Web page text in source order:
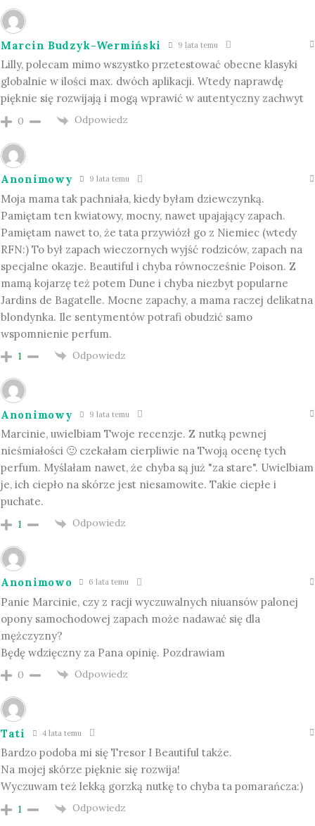
Marcin Budzyk-Wermiński 9 lata temu
Lilly, polecam mimo wszystko przetestować obecne klasyki
globalnie w ilości max. dwóch aplikacji. Wtedy naprawdę
pięknie się rozwijają i mogą wprawić w autentyczny zachwyt
0 Odpowiedz
Anonimowy 9 lata temu
Moja mama tak pachniała, kiedy byłam dziewczynką.
Pamiętam ten kwiatowy, mocny, nawet upajający zapach.
Pamiętam nawet to, że tata przywiózł go z Niemiec (wtedy
RFN:) To był zapach wieczornych wyjść rodziców, zapach na
specjalne okazje. Beautiful i chyba równocześnie Poison. Z
mamą kojarzę też potem Dune i chyba niezbyt popularne
Jardins de Bagatelle. Mocne zapachy, a mama raczej delikatna
blondynka. Ile sentymentów potrafi obudzić samo
wspomnienie perfum.
1 Odpowiedz
Anonimowy 9 lata temu
Marcinie, uwielbiam Twoje recenzje. Z nutką pewnej
nieśmiałości 🙂 czekałam cierpliwie na Twoją ocenę tych
perfum. Myślałam nawet, że chyba są już "za stare". Uwielbiam
je, ich ciepło na skórze jest niesamowite. Takie ciepłe i
puchate.
1 Odpowiedz
Anonimowo 6 lata temu
Panie Marcinie, czy z racji wyczuwalnych niuansów palonej
opony samochodowej zapach może nadawać się dla
mężczyzny?
Będę wdzięczny za Pana opinię. Pozdrawiam
0 Odpowiedz
Tati 4 lata temu
Bardzo podoba mi się Tresor I Beautiful także.
Na mojej skórze pięknie się rozwija!
Wyczuwam też lekką gorzką nutkę to chyba ta pomarańcza:)
1 Odpowiedz